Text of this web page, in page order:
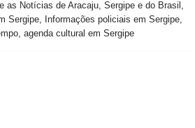
as Notícias de Aracaju, Sergipe e do Brasil,
Sergipe, Informações policiais em Sergipe,
agenda cultural em Sergipe